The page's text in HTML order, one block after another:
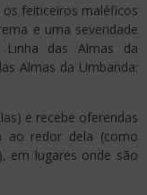
feiticeiros maléficos
e uma severidade
das Almas da
Almas da Umbanda:
e recebe oferendas
ao redor dela (como
em lugares onde são